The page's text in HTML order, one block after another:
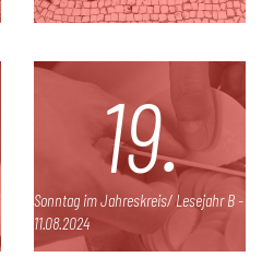
19.
Sonntag im Jahreskreis/ Lesejahr B -
11.08.2024